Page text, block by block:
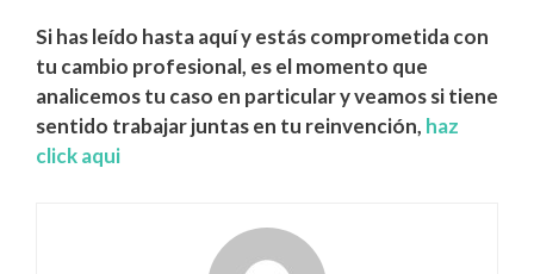
Si has leído hasta aquí y estás comprometida con
tu cambio profesional, es el momento que
analicemos tu caso en particular y veamos si tiene
sentido trabajar juntas en tu reinvención, haz
click aqui